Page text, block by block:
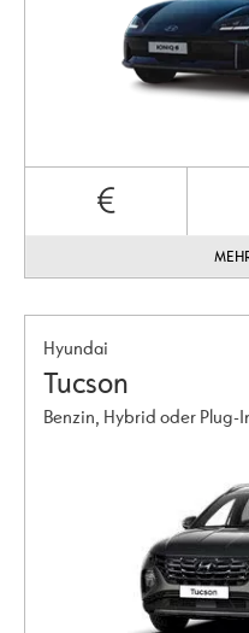
Hyundai
Tucson
Benzin, Hybrid oder Plug-